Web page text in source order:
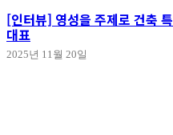
[인터뷰] 영성을 주제로 건축
대표
2025년 11월 20일